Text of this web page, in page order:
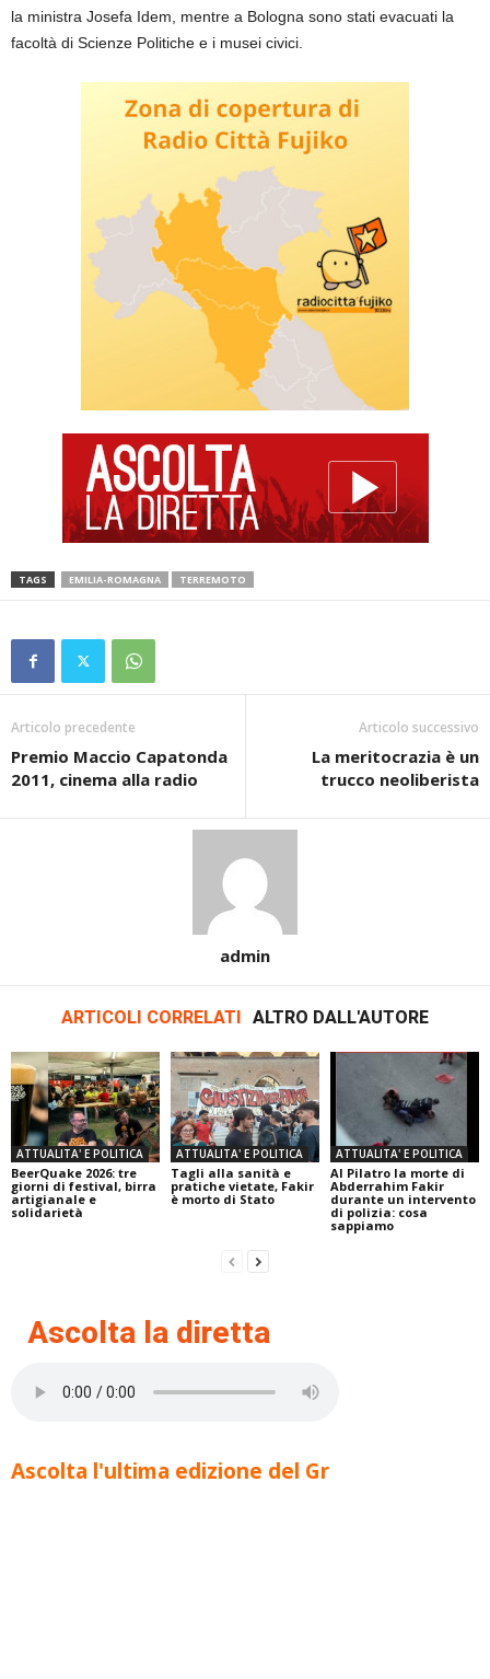
la ministra Josefa Idem, mentre a Bologna sono stati evacuati la
facoltà di Scienze Politiche e i musei civici.
TAGS EMILIA-ROMAGNA TERREMOTO
Articolo precedente
Premio Maccio Capatonda
2011, cinema alla radio
Articolo successivo
La meritocrazia è un
trucco neoliberista
admin
ARTICOLI CORRELATI ALTRO DALL'AUTORE
ATTUALITA' E POLITICA
BeerQuake 2026: tre
giorni di festival, birra
artigianale e
solidarietà
ATTUALITA' E POLITICA
Tagli alla sanità e
pratiche vietate, Fakir
è morto di Stato
ATTUALITA' E POLITICA
Al Pilatro la morte di
Abderrahim Fakir
durante un intervento
di polizia: cosa
sappiamo
Ascolta la diretta
Ascolta l'ultima edizione del Gr